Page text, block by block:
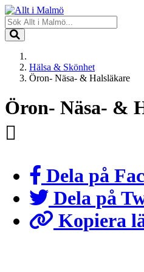
Hälsa & Skönhet
Öron- Näsa- & Halsläkare
Öron- Näsa- &
Dela på
Dela på
Kopiera